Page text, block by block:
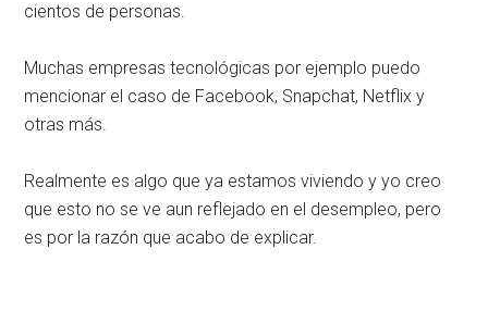
cientos de personas.
Muchas empresas tecnológicas por ejemplo puedo
mencionar el caso de Facebook, Snapchat, Netflix y
otras más.
Realmente es algo que ya estamos viviendo y yo creo
que esto no se ve aun reflejado en el desempleo, pero
es por la razón que acabo de explicar.